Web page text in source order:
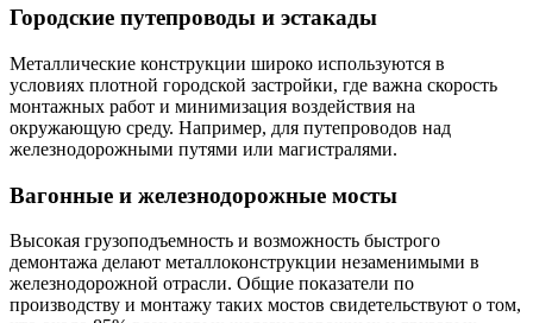
Городские путепроводы и эстакады
Металлические конструкции широко используются в
условиях плотной городской застройки, где важна скорость
монтажных работ и минимизация воздействия на
окружающую среду. Например, для путепроводов над
железнодорожными путями или магистралями.
Вагонные и железнодорожные мосты
Высокая грузоподъемность и возможность быстрого
демонтажа делают металлоконструкции незаменимыми в
железнодорожной отрасли. Общие показатели по
производству и монтажу таких мостов свидетельствуют о том,